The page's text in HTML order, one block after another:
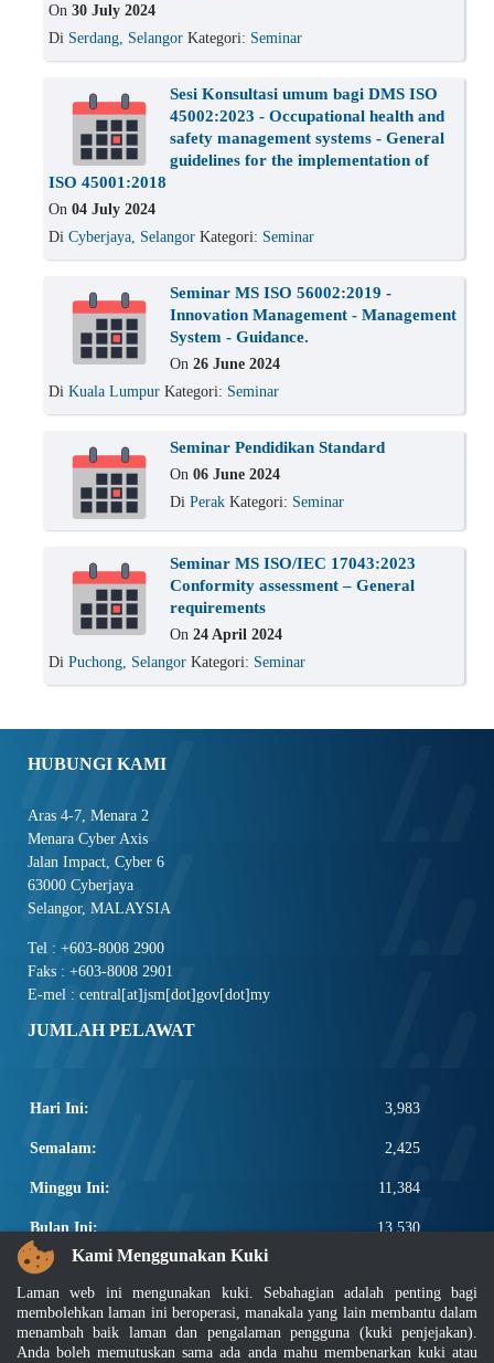
On 30 July 2024
Di Serdang, Selangor Kategori: Seminar
Sesi Konsultasi umum bagi DMS ISO
45002:2023 - Occupational health and
safety management systems - General
guidelines for the implementation of
ISO 45001:2018
On 04 July 2024
Di Cyberjaya, Selangor Kategori: Seminar
Seminar MS ISO 56002:2019 -
Innovation Management - Management
System - Guidance.
On 26 June 2024
Di Kuala Lumpur Kategori: Seminar
Seminar Pendidikan Standard
On 06 June 2024
Di Perak Kategori: Seminar
Seminar MS ISO/IEC 17043:2023
Conformity assessment – General
requirements
On 24 April 2024
Di Puchong, Selangor Kategori: Seminar
HUBUNGI KAMI
Aras 4-7, Menara 2
Menara Cyber Axis
Jalan Impact, Cyber 6
63000 Cyberjaya
Selangor, MALAYSIA
Tel : +603-8008 2900
Faks : +603-8008 2901
E-mel : central[at]jsm[dot]gov[dot]my
JUMLAH PELAWAT
Hari Ini: 3,983
Semalam: 2,425
Minggu Ini: 11,384
Bulan Ini: 13,530
Total:
PAUTAN POPULAR
Elektroteknikal, ICT dan Pembinaan
Kami Menggunakan Kuki
Laman web ini mengunakan kuki. Sebahagian adalah penting bagi
membolehkan laman ini beroperasi, manakala yang lain membantu dalam
menambah baik laman dan pengalaman pengguna (kuki penjejakan).
Anda boleh memutuskan sama ada anda mahu membenarkan kuki atau